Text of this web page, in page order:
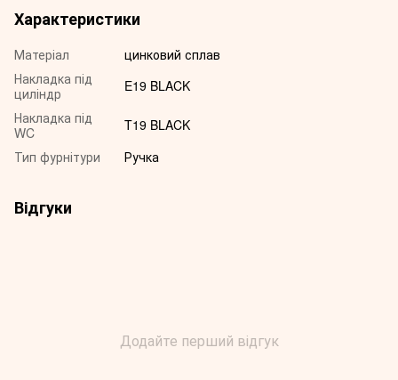
Характеристики
Матеріал
цинковий сплав
Накладка під
циліндр
E19 BLACK
Накладка під
WC
T19 BLACK
Тип фурнітури
Ручка
Відгуки
Додайте перший відгук